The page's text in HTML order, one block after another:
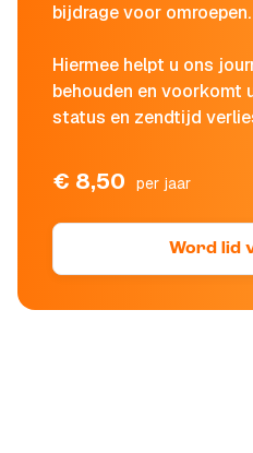
bijdrage voor omroepen.
Hiermee helpt u ons
behouden en voorkomt
status en zendtijd
€ 8,50 per jaar
Word lid